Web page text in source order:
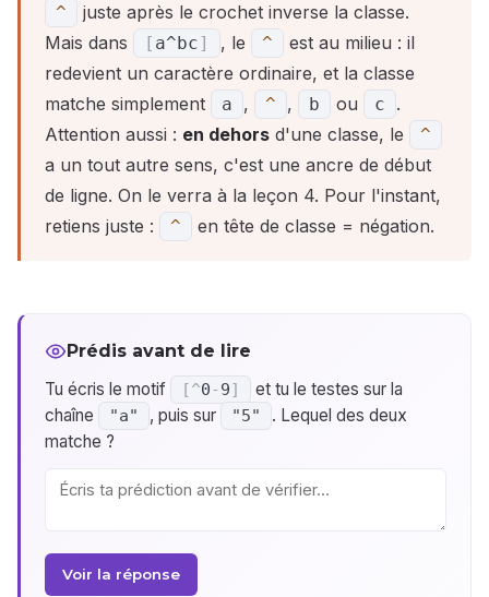
^
juste après le crochet inverse la classe.
Mais dans
[ a^bc] , le ^
est au milieu : il
redevient un caractère ordinaire, et la classe
matche simplement
a , ^ , b ou c
.
Attention aussi : en dehors d'une classe, le ^
a un tout autre sens, c'est une ancre de début
de ligne. On le verra à la leçon 4. Pour l'instant,
retiens juste :
^ en tête de classe = négation.
Prédis avant de lire
Tu écris le motif
[^0-9]
et tu le testes sur la
chaîne
"a" , puis sur "5"
. Lequel des deux
matche ?
Voir la réponse